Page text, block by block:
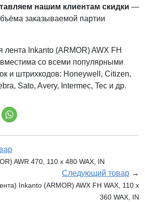
нашим клиентам скидки —
заказываемой партии
Inkanto (ARMOR) AWX FH
со всеми популярными
и штрихкодов: Honeywell, Citizen,
Sato, Avery, Intermec, Tec и др.
AWR 470, 110 х 480 WAX, IN
Следующий товар →
Inkanto (ARMOR) AWX FH WAX, 110 х
360 WAX, IN